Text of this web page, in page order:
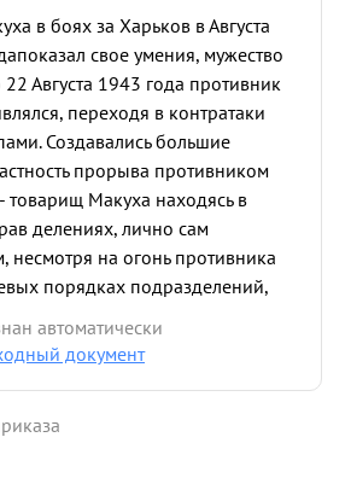
в боях за Харьков в Августа
свое умения, мужество
22 Августа 1943 года противник
переходя в контратаки
Создавались большие
прорыва противником
Макуха находясь в
делениях, лично сам
несмотря на огонь противника
порядках подразделений,
и командиров. В-день
линии противника
противника и своими
автоматически
документ